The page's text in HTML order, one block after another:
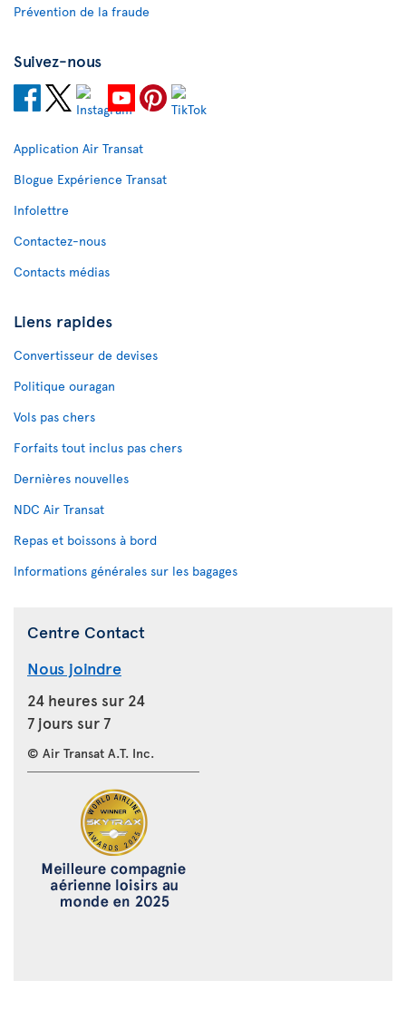
Prévention de la fraude
Suivez-nous
Application Air Transat
Blogue Expérience Transat
Infolettre
Contactez-nous
Contacts médias
Liens rapides
Convertisseur de devises
Politique ouragan
Vols pas chers
Forfaits tout inclus pas chers
Dernières nouvelles
NDC Air Transat
Repas et boissons à bord
Informations générales sur les bagages
Centre Contact
Nous joindre
24 heures sur 24
7 jours sur 7
© Air Transat A.T. Inc.